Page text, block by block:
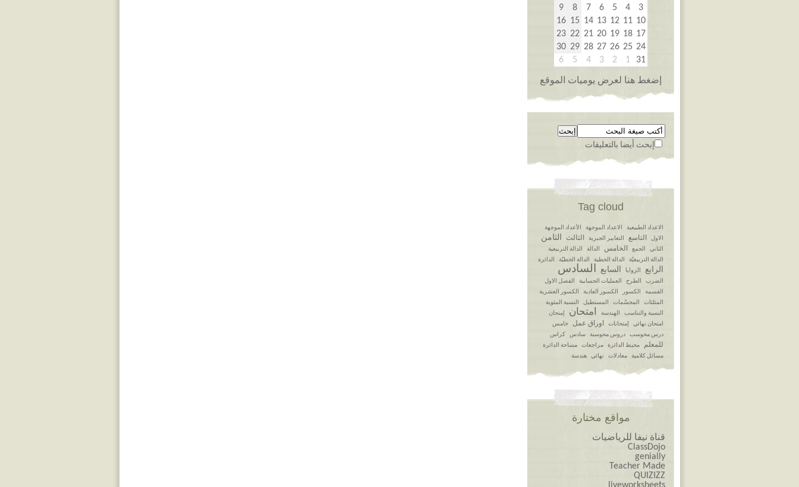
3
4
5
6
7
8
9
10
11
12
13
14
15
16
17
18
19
20
21
22
23
24
25
26
27
28
29
30
31
1
2
3
4
5
6
إضغط هنا لعرض يوميات الموقع
إبحث أيضا بالتعليقات
Tag cloud
الاعداد الطبيعية الاعداد الموجهة
الأعداد الموجهة
الاول
التاسع التعابير الجبرية الثالث الثامن
الثاني الجمع الخامس الدالة
الدالة التربيعية
الدالة التربيعيّة
الدالة الخطية الدالة الخطيّة الدائرة
الرابع الزوايا السابع السادس
الضرب الطرح العمليات الحسابية
الفصل الاول
القسمة
الكسور الكسور العادية
الكسور العشرية
المثلثات
المجسّمات المستطيل
النسبة المئوية
النسبة والتناسب
الهندسة امتحان
إمتحان
امتحان نهائي
إمتحانات اوراق عمل
خامس
درس محوسب
دروس محوسبة سادس كراس
للمعلم محيط الدائرة مراجعات
مساحة الدائرة
مسائل كلامية
معادلات نهائي هندسة
مواقع مختارة
قناة نيفا للرياضيات
ClassDojo
genially
Teacher Made
QUIZIZZ